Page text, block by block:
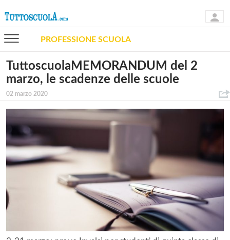
PROFESSIONE SCUOLA
TuttoscuolaMEMORANDUM del 2
marzo, le scadenze delle scuole
02 marzo 2020